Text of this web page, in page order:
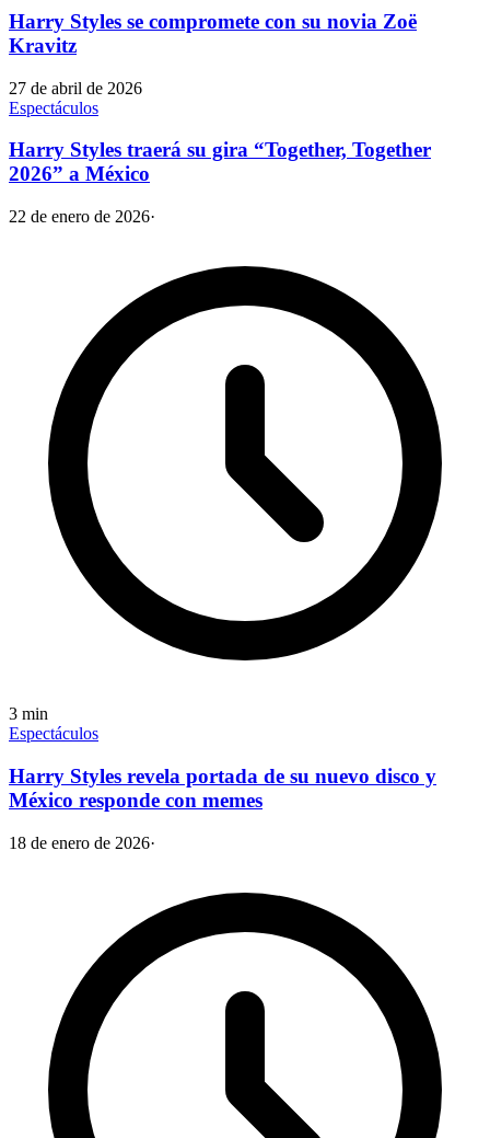
Harry Styles se compromete con su novia Zoë
Kravitz
27 de abril de 2026
Espectáculos
Harry Styles traerá su gira “Together, Together
2026” a México
22 de enero de 2026·
3 min
Espectáculos
Harry Styles revela portada de su nuevo disco y
México responde con memes
18 de enero de 2026·